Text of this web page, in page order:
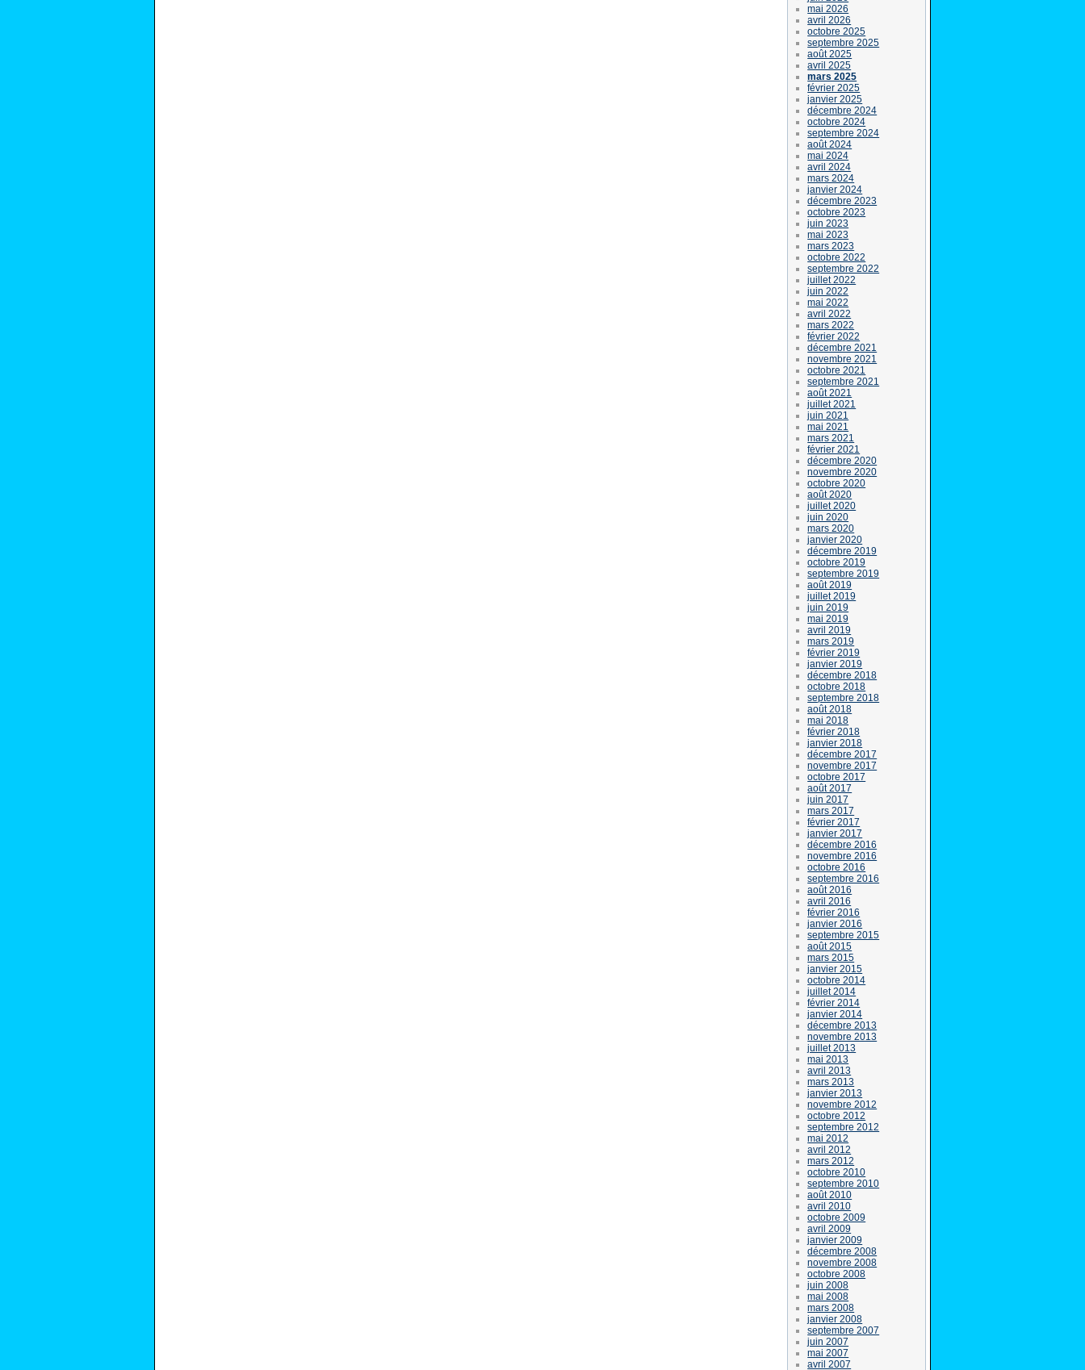
mai 2026
avril 2026
octobre 2025
septembre 2025
août 2025
avril 2025
mars 2025
février 2025
janvier 2025
décembre 2024
octobre 2024
septembre 2024
août 2024
mai 2024
avril 2024
mars 2024
janvier 2024
décembre 2023
octobre 2023
juin 2023
mai 2023
mars 2023
octobre 2022
septembre 2022
juillet 2022
juin 2022
mai 2022
avril 2022
mars 2022
février 2022
décembre 2021
novembre 2021
octobre 2021
septembre 2021
août 2021
juillet 2021
juin 2021
mai 2021
mars 2021
février 2021
décembre 2020
novembre 2020
octobre 2020
août 2020
juillet 2020
juin 2020
mars 2020
janvier 2020
décembre 2019
octobre 2019
septembre 2019
août 2019
juillet 2019
juin 2019
mai 2019
avril 2019
mars 2019
février 2019
janvier 2019
décembre 2018
octobre 2018
septembre 2018
août 2018
mai 2018
février 2018
janvier 2018
décembre 2017
novembre 2017
octobre 2017
août 2017
juin 2017
mars 2017
février 2017
janvier 2017
décembre 2016
novembre 2016
octobre 2016
septembre 2016
août 2016
avril 2016
février 2016
janvier 2016
septembre 2015
août 2015
mars 2015
janvier 2015
octobre 2014
juillet 2014
février 2014
janvier 2014
décembre 2013
novembre 2013
juillet 2013
mai 2013
avril 2013
mars 2013
janvier 2013
novembre 2012
octobre 2012
septembre 2012
mai 2012
avril 2012
mars 2012
octobre 2010
septembre 2010
août 2010
avril 2010
octobre 2009
avril 2009
janvier 2009
décembre 2008
novembre 2008
octobre 2008
juin 2008
mai 2008
mars 2008
janvier 2008
septembre 2007
juin 2007
mai 2007
avril 2007